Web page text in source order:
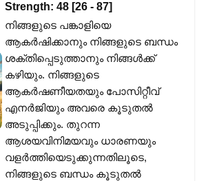
Strength: 48 [26 - 87]
നിങ്ങളുടെ പങ്കാളിയെ
ആകർഷിക്കാനും നിങ്ങളുടെ ബന്ധം
ശക്തിപ്പെടുത്താനും നിങ്ങൾക്ക്
കഴിയും. നിങ്ങളുടെ
ആകർഷണീയതയും പോസിറ്റീവ്
എനർജിയും അവരെ കൂടുതൽ
അടുപ്പിക്കും. തുറന്ന
ആശയവിനിമയവും ധാരണയും
വളർത്തിയെടുക്കുന്നതിലൂടെ,
നിങ്ങളുടെ ബന്ധം കൂടുതൽ